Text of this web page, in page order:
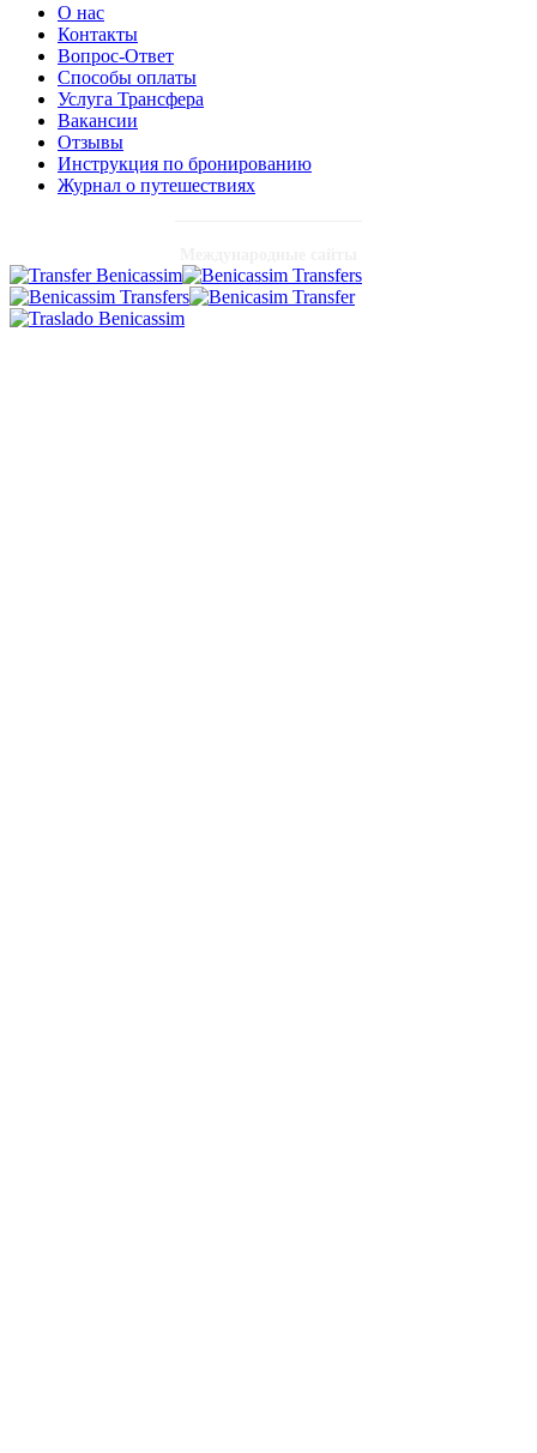
О нас
Контакты
Вопрос-Ответ
Способы оплаты
Услуга Трансфера
Вакансии
Отзывы
Инструкция по бронированию
Журнал о путешествиях